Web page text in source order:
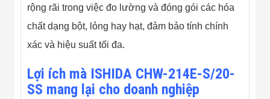
rộng rãi trong việc đo lường và đóng gói các hóa
chất dạng bột, lỏng hay hạt, đảm bảo tính chính
xác và hiệu suất tối đa.
Lợi ích mà ISHIDA CHW-214E-S/20-
SS mang lại cho doanh nghiệp